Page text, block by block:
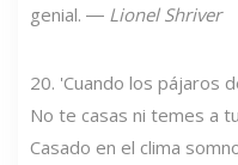
genial. ― Lionel Shriver
20. 'Cuando los pájaros
No te casas ni temes a
Casado en el clima